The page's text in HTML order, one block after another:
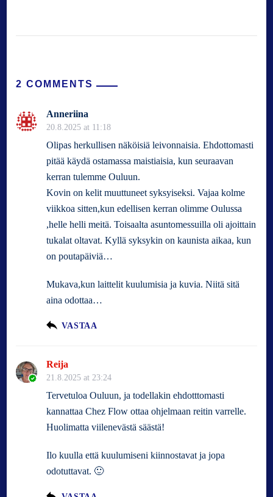
2 COMMENTS
Anneriina
20.8.2025 at 11:18
Olipas herkullisen näköisiä leivonnaisia. Ehdottomasti
pitää käydä ostamassa maistiaisia, kun seuraavan
kerran tulemme Ouluun.
Kovin on kelit muuttuneet syksyiseksi. Vajaa kolme
viikkoa sitten,kun edellisen kerran olimme Oulussa
,helle helli meitä. Toisaalta asuntomessuilla oli ajoittain
tukalat oltavat. Kyllä syksykin on kaunista aikaa, kun
on poutapäiviä…
Mukava,kun laittelit kuulumisia ja kuvia. Niitä sitä
aina odottaa…
VASTAA
Reija
21.8.2025 at 23:24
Tervetuloa Ouluun, ja todellakin ehdotttomasti
kannattaa Chez Flow ottaa ohjelmaan reitin varrelle.
Huolimatta viilenevästä säästä!
Ilo kuulla että kuulumiseni kiinnostavat ja jopa
odotuttavat. 🙂